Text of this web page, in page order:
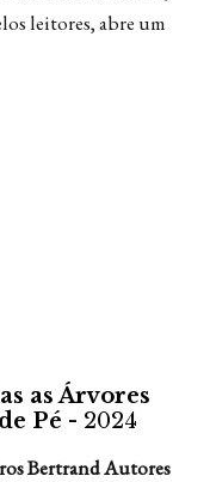
leitores, abre um
as Árvores
Pé - 2024
Bertrand Autores